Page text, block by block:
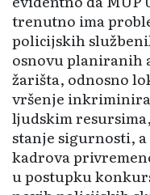
trenutno ima
policijskih
osnovu planiranih
žarišta, odnosno
vršenje
ljudskim
stanje sigurnosti,
kadrova
u postupku